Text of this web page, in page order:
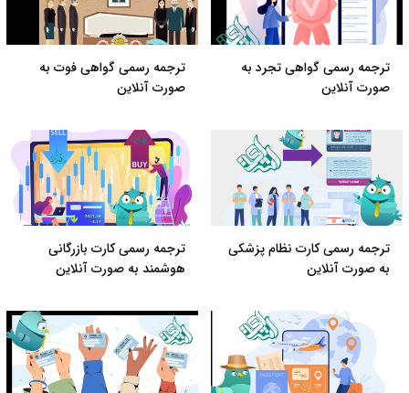
ترجمه رسمی گواهی تجرد به
صورت آنلاین
ترجمه رسمی گواهی فوت به
صورت آنلاین
ترجمه رسمی کارت نظام پزشکی
به صورت آنلاین
ترجمه رسمی کارت بازرگانی
هوشمند به صورت آنلاین